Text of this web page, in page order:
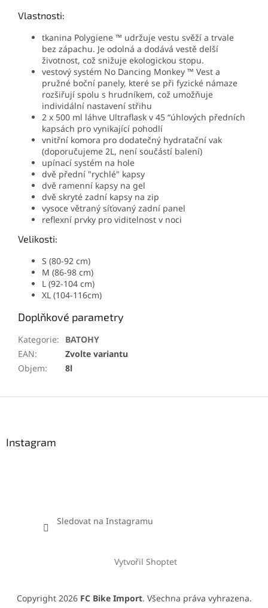
Vlastnosti:
tkanina Polygiene ™ udržuje vestu svěží a trvale
bez zápachu. Je odolná a dodává vestě delší
životnost, což snižuje ekologickou stopu.
vestový systém No Dancing Monkey ™ Vest a
pružné boční panely, které se při fyzické námaze
rozšiřují spolu s hrudníkem, což umožňuje
individální nastavení střihu
2 x 500 ml láhve Ultraflask v 45 “úhlových předních
kapsách pro vynikající pohodlí
vnitřní komora pro dodatečný hydratační vak
(doporučujeme 2L, není součástí balení)
upínací systém na hole
dvě přední "rychlé" kapsy
dvě ramenní kapsy na gel
dvě skryté zadní kapsy na zip
vysoce větraný síťovaný zadní panel
reflexní prvky pro viditelnost v noci
Velikosti:
S (80-92 cm)
M (86-98 cm)
L (92-104 cm)
XL (104-116cm)
Doplňkové parametry
Kategorie:
BATOHY
EAN:
Zvolte variantu
Objem: 8l
Instagram
Sledovat na Instagramu
Vytvořil Shoptet
Copyright 2026 FC Bike Import. Všechna práva vyhrazena.